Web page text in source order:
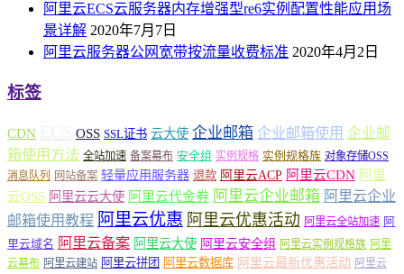
阿里云ECS云服务器内存增强型re6实例配置性能应用场
景详解 2020年7月7日
阿里云服务器公网宽带按流量收费标准 2020年4月2日
标签
CDN OSS SSL证书 云大使 企业邮箱 企业邮箱使用 企业邮
箱使用方法 全站加速 备案幕布 安全组 实例规格 实例规格族 对象存储OSS
消息队列
网站备案 轻量应用服务器 退款 阿里云ACP 阿里云CDN 阿里
云OSS 阿里云云大使 阿里云代金券 阿里云企业邮箱 阿里云企业
邮箱使用教程 阿里云优惠 阿里云优惠活动 阿里云全站加速 阿
里云域名 阿里云备案 阿里云大使 阿里云安全组 阿里云实例规格族 阿里
云幕布 阿里云建站 阿里云拼团 阿里云数据库 阿里云最新优惠活动 阿里云